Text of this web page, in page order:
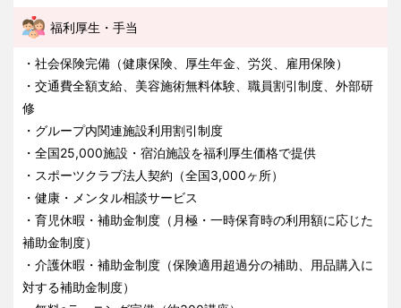
福利厚生・手当
・社会保険完備（健康保険、厚生年金、労災、雇用保険）
・交通費全額支給、美容施術無料体験、職員割引制度、外部研
修
・グループ内関連施設利用割引制度
・全国25,000施設・宿泊施設を福利厚生価格で提供
・スポーツクラブ法人契約（全国3,000ヶ所）
・健康・メンタル相談サービス
・育児休暇・補助金制度（月極・一時保育時の利用額に応じた
補助金制度）
・介護休暇・補助金制度（保険適用超過分の補助、用品購入に
対する補助金制度）